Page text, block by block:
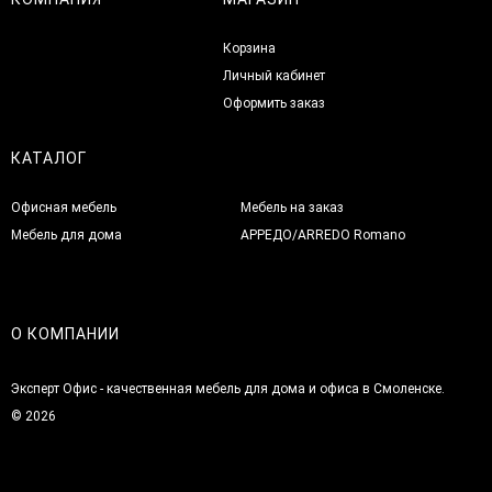
Корзина
Личный кабинет
Оформить заказ
КАТАЛОГ
Офисная мебель
Мебель для дома
Мебель на заказ
АРРЕДО/ARREDO Romano
О КОМПАНИИ
Эксперт Офис - качественная мебель для дома и офиса в Смоленске.
© 2026